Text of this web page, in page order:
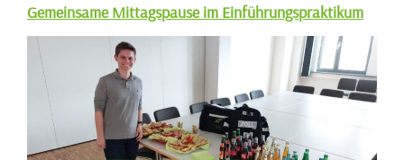
Gemeinsame Mittagspause im Einführungspraktikum